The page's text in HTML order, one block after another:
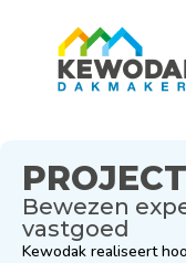
Bewezen
vastgoed
Kewodak realiseert